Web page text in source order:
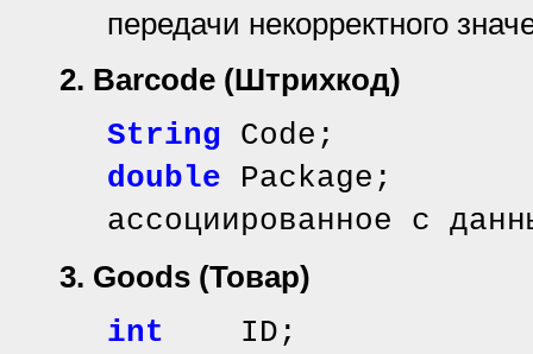
передачи некорректного
2. Barcode(Штрихкод)
String Code; //
double Package;
ассоциированное с
3. Goods (Товар)
int ID; //